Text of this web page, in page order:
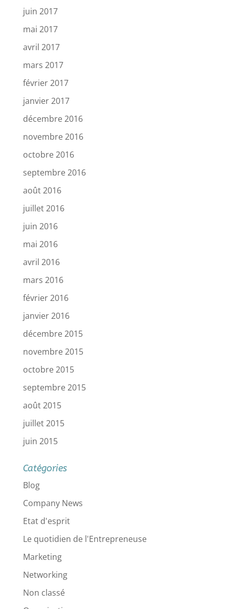
juin 2017
mai 2017
avril 2017
mars 2017
février 2017
janvier 2017
décembre 2016
novembre 2016
octobre 2016
septembre 2016
août 2016
juillet 2016
juin 2016
mai 2016
avril 2016
mars 2016
février 2016
janvier 2016
décembre 2015
novembre 2015
octobre 2015
septembre 2015
août 2015
juillet 2015
juin 2015
Catégories
Blog
Company News
Etat d'esprit
Le quotidien de l'Entrepreneuse
Marketing
Networking
Non classé